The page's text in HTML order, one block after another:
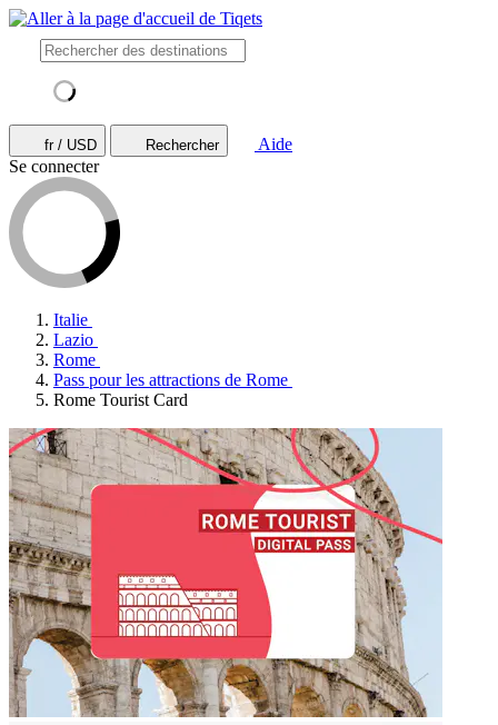
fr / USD Rechercher
Aide
Se connecter
Italie
Lazio
Rome
Pass pour les attractions de Rome
Rome Tourist Card